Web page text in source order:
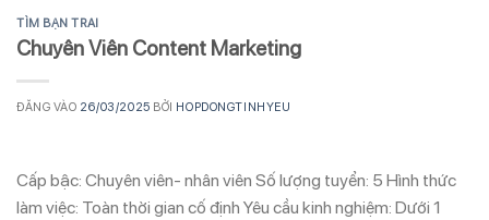
TÌM BẠN TRAI
Chuyên Viên Content Marketing
ĐĂNG VÀO 26/03/2025 BỞI HOPDONGTINHYEU
Cấp bậc: Chuyên viên- nhân viên Số lượng tuyển: 5 Hình thức
làm việc: Toàn thời gian cố định Yêu cầu kinh nghiệm: Dưới 1